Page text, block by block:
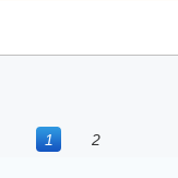
1 2